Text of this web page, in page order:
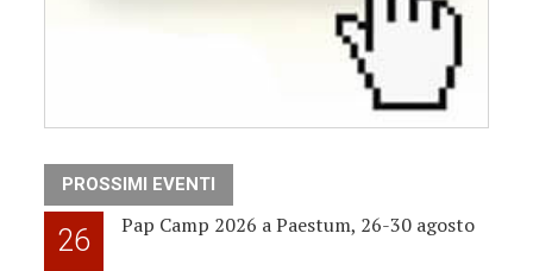
PROSSIMI EVENTI
26 Pap Camp 2026 a Paestum, 26-30 agosto